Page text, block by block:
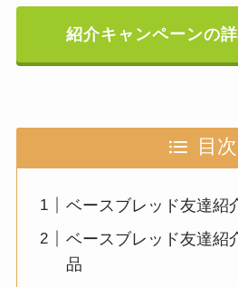
紹介キャンペーンの
目次
ベースブレッド友達紹
ベースブレッド友達紹
品